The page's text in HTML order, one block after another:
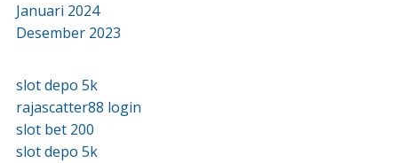
Januari 2024
Desember 2023
slot depo 5k
rajascatter88 login
slot bet 200
slot depo 5k